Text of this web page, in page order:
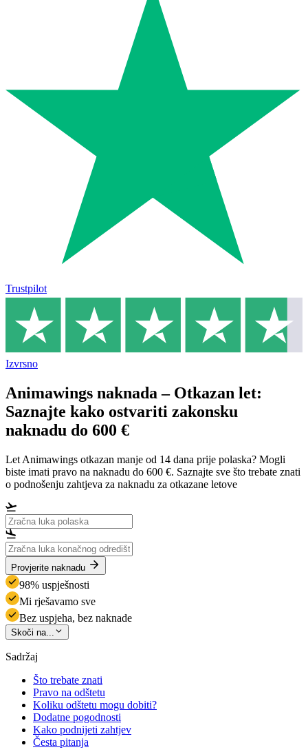
Trustpilot
Izvrsno
Animawings naknada – Otkazan let:
Saznajte kako ostvariti zakonsku
naknadu do 600 €
Let Animawings otkazan manje od 14 dana prije polaska? Mogli
biste imati pravo na naknadu do 600 €. Saznajte sve što trebate znati
o podnošenju zahtjeva za naknadu za otkazane letove
Provjerite naknadu
98% uspješnosti
Mi rješavamo sve
Bez uspjeha, bez naknade
Skoči na...
Sadržaj
Što trebate znati
Pravo na odštetu
Koliku odštetu mogu dobiti?
Dodatne pogodnosti
Kako podnijeti zahtjev
Česta pitanja